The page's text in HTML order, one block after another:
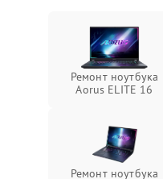
Ремонт ноутбука
Aorus ELITE 16
Ремонт ноутбука